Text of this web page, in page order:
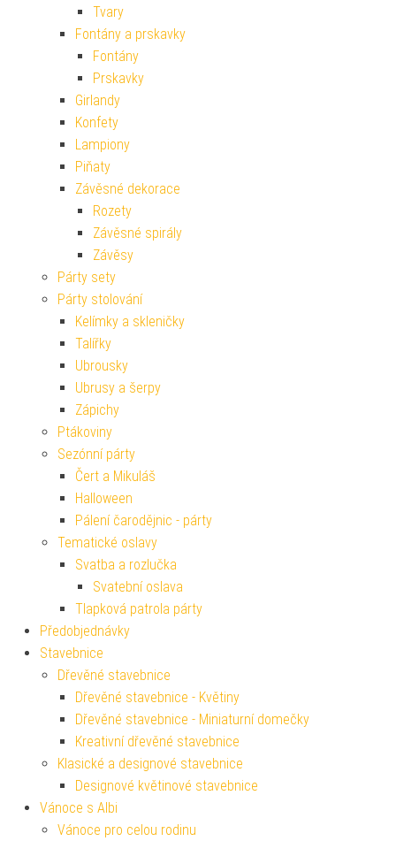
Tvary
Fontány a prskavky
Fontány
Prskavky
Girlandy
Konfety
Lampiony
Piňaty
Závěsné dekorace
Rozety
Závěsné spirály
Závěsy
Párty sety
Párty stolování
Kelímky a skleničky
Talířky
Ubrousky
Ubrusy a šerpy
Zápichy
Ptákoviny
Sezónní párty
Čert a Mikuláš
Halloween
Pálení čarodějnic - párty
Tematické oslavy
Svatba a rozlučka
Svatební oslava
Tlapková patrola párty
Předobjednávky
Stavebnice
Dřevěné stavebnice
Dřevěné stavebnice - Květiny
Dřevěné stavebnice - Miniaturní domečky
Kreativní dřevěné stavebnice
Klasické a designové stavebnice
Designové květinové stavebnice
Vánoce s Albi
Vánoce pro celou rodinu